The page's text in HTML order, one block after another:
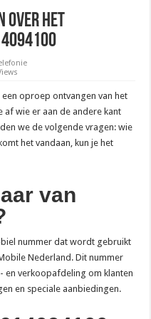
over het
oproep ontvangen van het
af wie er aan de andere kant
we de volgende vragen: wie
het vandaan, kun je het
van
nummer dat wordt gebruikt
Nederland. Dit nummer
en verkoopafdeling om klanten
en speciale aanbiedingen.